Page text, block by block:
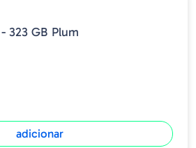
Yum Dinger YDG - 323 GB Plum
adicionar